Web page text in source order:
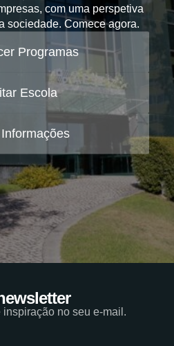
com uma perspetiva
sociedade. Comece agora.
Programas
Escola
no seu e-mail.